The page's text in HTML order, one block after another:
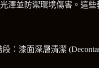
澤並防禦環境傷害。這
漆面深層清潔